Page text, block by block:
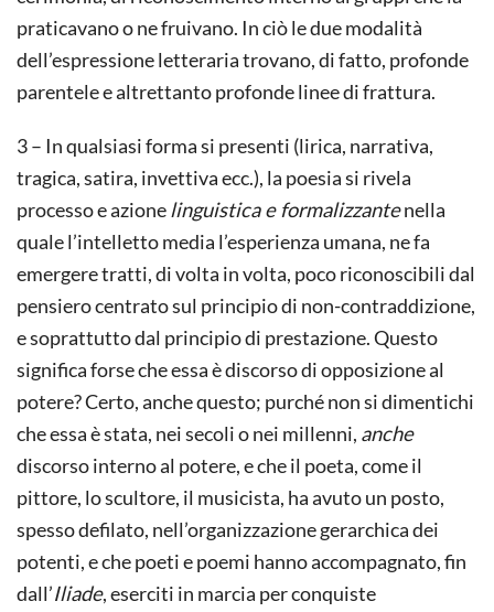
praticavano o ne fruivano. In ciò le due modalità
dell’espressione letteraria trovano, di fatto, profonde
parentele e altrettanto profonde linee di frattura.
3 – In qualsiasi forma si presenti (lirica, narrativa,
tragica, satira, invettiva ecc.), la poesia si rivela
processo e azione linguistica e formalizzantenella
quale l’intelletto media l’esperienza umana, ne fa
emergere tratti, di volta in volta, poco riconoscibili dal
pensiero centrato sul principio di non-contraddizione,
e soprattutto dal principio di prestazione. Questo
significa forse che essa è discorso di opposizione al
potere? Certo, anche questo; purché non si dimentichi
che essa è stata, nei secoli o nei millenni, anche
discorso interno al potere, e che il poeta, come il
pittore, lo scultore, il musicista, ha avuto un posto,
spesso defilato, nell’organizzazione gerarchica dei
potenti, e che poeti e poemi hanno accompagnato, fin
dall’Iliade, eserciti in marcia per conquiste